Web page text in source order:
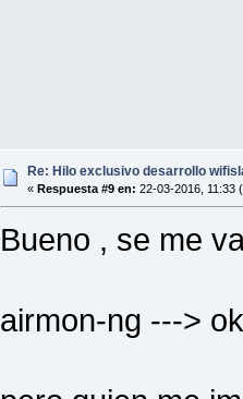
Re: Hilo exclusivo desarrollo
« Respuesta #9 en: 22-03-2016, 11:33
Bueno , se me
airmon-ng --->